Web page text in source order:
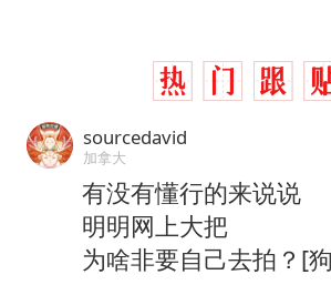
sourcedavid
加拿大
有没有懂行的来说说
明明网上大把
为啥非要自己去拍？[